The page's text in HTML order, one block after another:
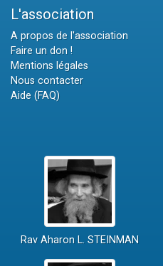
L'association
A propos de l'association
Faire un don !
Mentions légales
Nous contacter
Aide (FAQ)
Rav Aharon L. STEINMAN